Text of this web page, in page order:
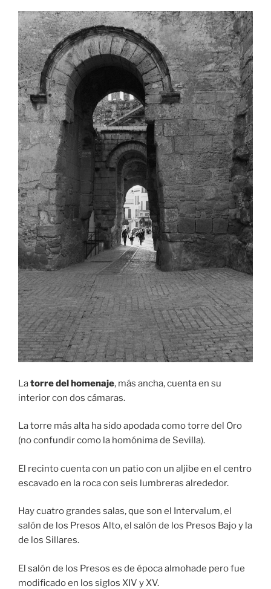
Latorre del homenaje, más ancha, cuenta en su
interior con dos cámaras.
La torre más alta ha sido apodada como torre del Oro
(no confundir como la homónima de Sevilla).
El recinto cuenta con un patio con un aljibe en el centro
escavado en la roca con seis lumbreras alrededor.
Hay cuatro grandes salas, que son el Intervalum, el
salón de los Presos Alto, el salón de los Presos Bajo y la
de los Sillares.
El salón de los Presos es de época almohade pero fue
modificado en los siglos XIV y XV.